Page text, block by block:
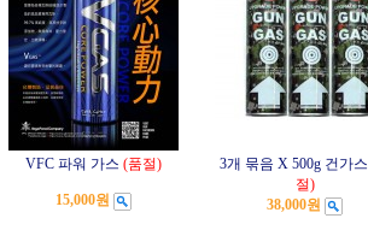
VFC 파워 가스 (품절)
15,000원
3개 묶음 X 500g 건가스
절)
38,000원